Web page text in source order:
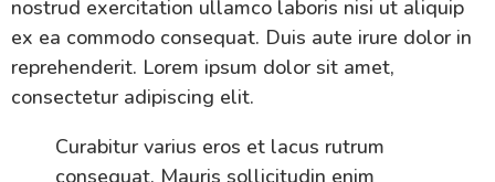
nostrud exercitation ullamco laboris nisi ut aliquip
ex ea commodo consequat. Duis aute irure dolor in
reprehenderit. Lorem ipsum dolor sit amet,
consectetur adipiscing elit.
Curabitur varius eros et lacus rutrum
consequat. Mauris sollicitudin enim